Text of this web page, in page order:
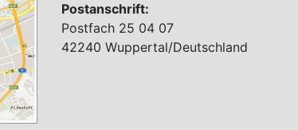
Postanschrift:
Postfach 25 04 07
42240 Wuppertal/Deutschland